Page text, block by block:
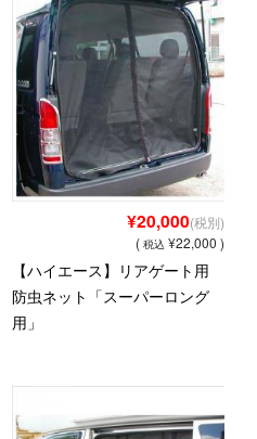
お問い合わせ
¥20,000(税別)
( 税込 ¥22,000 )
【ハイエース】リアゲート用
防虫ネット「スーパーロング
用」